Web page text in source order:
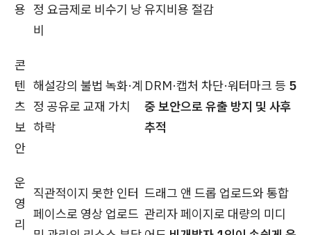
용 정 요금제로 비수기 낭
비
유지비용 절감
콘
텐
츠
보
안
해설강의 불법 녹화·계
정 공유로 교재 가치
하락
DRM·캡처 차단·워터마크 등 5
중 보안으로 유출 방지 및 사후
추적
운
영
리
직관적이지 못한 인터
페이스로 영상 업로드
드래그 앤 드롭 업로드와 통합
관리자 페이지로 대량의 미디